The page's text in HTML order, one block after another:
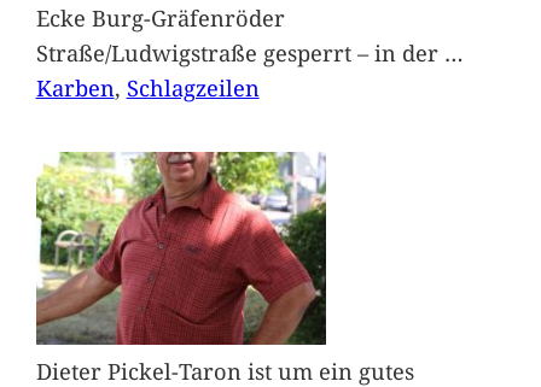
Ecke Burg-Gräfenröder
Straße/Ludwigstraße gesperrt – in der …
Karben, Schlagzeilen
Dieter Pickel-Taron ist um ein gutes